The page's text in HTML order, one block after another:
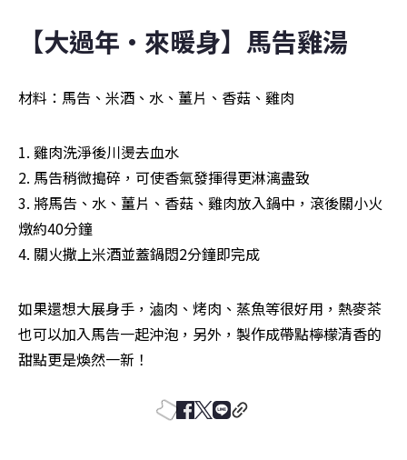
【大過年·來暖身】馬告雞湯
材料：馬告、米酒、水、薑片、香菇、雞肉
1. 雞肉洗淨後川燙去血水
2. 馬告稍微搗碎，可使香氣發揮得更淋漓盡致
3. 將馬告、水、薑片、香菇、雞肉放入鍋中，滾後關小火
燉約40分鐘
4. 關火撒上米酒並蓋鍋悶2分鐘即完成
如果還想大展身手，滷肉、烤肉、蒸魚等很好用，熱麥茶
也可以加入馬告一起沖泡，另外，製作成帶點檸檬清香的
甜點更是煥然一新！